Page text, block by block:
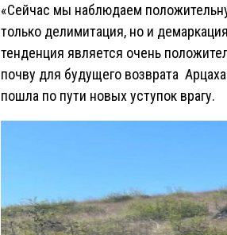
«Сейчас мы наблюдаем
только делимитация, но и
тенденция является очень
почву для будущего возврата
пошла по пути новых уступок врагу.